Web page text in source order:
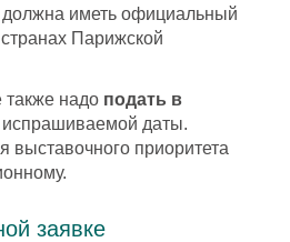
должна иметь официальный
Парижской
также надо подать в
испрашиваемой даты.
выставочного приоритета
заявке